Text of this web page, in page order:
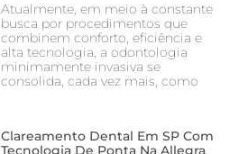
Atualmente, em meio à constante
busca por procedimentos que
combinem conforto, eficiência e
alta tecnologia, a odontologia
minimamente invasiva se
consolida, cada vez mais, como
Clareamento Dental Em SP Com
Tecnologia De Ponta Na Allegra